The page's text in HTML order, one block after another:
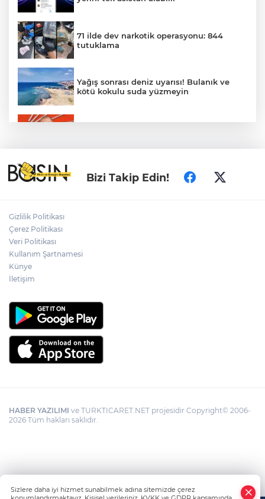
71 ilde dev narkotik operasyonu: 844
tutuklama
Yağış sonrası deniz uyarısı! Bulanık ve
kötü kokulu suda yüzmeyin
Türkiye ile Vietnam arasında 'hava'da
yeni dönem... Sefer kapasitesi artırıldı
Bizi Takip Edin!
Gizlilik Politikası
Çerez Politikası
Veri Politikası
Kullanım Şartnamesi
Künye
İletişim
HABER YAZILIMI ve TURKTICARET.NET projesidir Copyright© 2006-
2026 Tüm hakları saklıdır.
Sizlere daha iyi hizmet sunabilmek adına sitemizde çerez